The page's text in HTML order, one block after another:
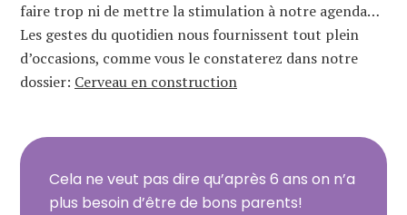
faire trop ni de mettre la stimulation à notre agenda…
Les gestes du quotidien nous fournissent tout plein
d’occasions, comme vous le constaterez dans notre
dossier: Cerveau en construction
Cela ne veut pas dire qu’après 6 ans on n’a
plus besoin d’être de bons parents!